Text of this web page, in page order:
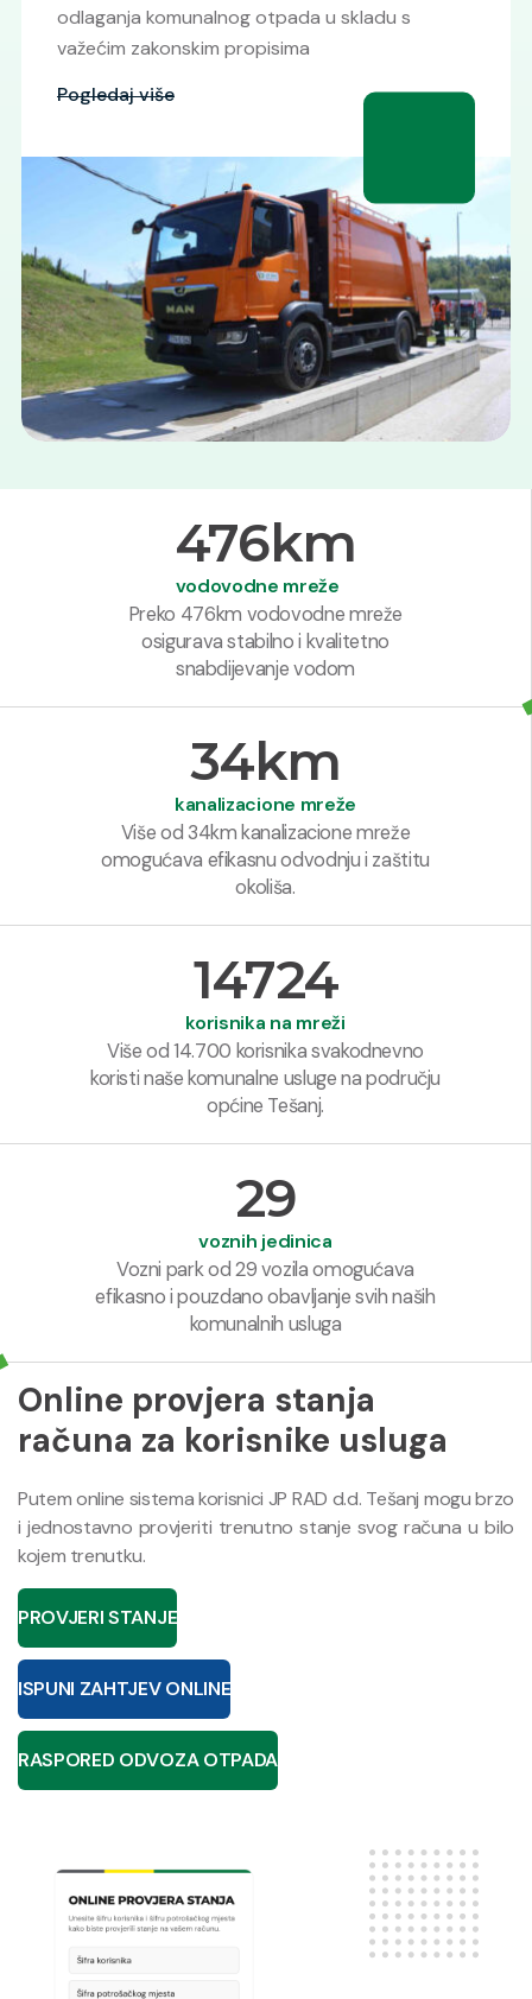
području općine Tešanj u skladu sa ugovorom i
planom komunalne higijene
476km
vodovodne mreže
Preko 476km vodovodne mreže
osigurava stabilno i kvalitetno
snabdijevanje vodom
34km
kanalizacione mreže
Više od 34km kanalizacione mreže
omogućava efikasnu odvodnju i zaštitu
okoliša.
14724
korisnika na mreži
Više od 14.700 korisnika svakodnevno
koristi naše komunalne usluge na području
općine Tešanj.
29
voznih jedinica
Vozni park od 29 vozila omogućava
efikasno i pouzdano obavljanje svih naših
komunalnih usluga
Online provjera stanja
računa za korisnike usluga
Putem online sistema korisnici JP RAD d.d. Tešanj mogu brzo
i jednostavno provjeriti trenutno stanje svog računa u bilo
kojem trenutku.
PROVJERI STANJE
ISPUNI ZAHTJEV ONLINE
RASPORED ODVOZA OTPADA